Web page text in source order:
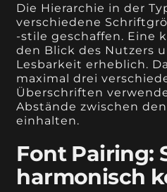
Die Hierarchie in der
verschiedene
-stile geschaffen. Eine
den Blick des Nutzers
Lesbarkeit erheblich.
maximal drei
Überschriften
Abstände zwischen
einhalten.
Font Pairing:
harmonisch